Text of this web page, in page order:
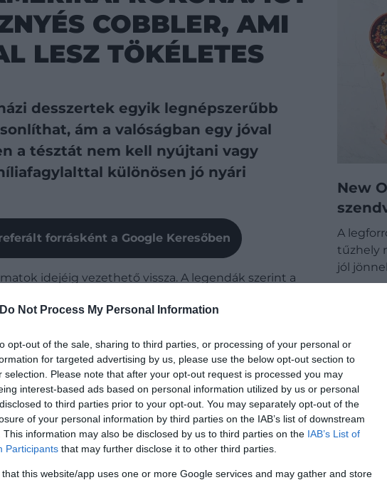
Do Not Process My Personal Information
opt-out of the sale, sharing to third parties, or processing of your personal or
for targeted advertising by us, please use the below opt-out section to
selection. Please note that after your opt-out request is processed you may
interest-based ads based on personal information utilized by us or personal
to third parties prior to your opt-out. You may separately opt-out of the
of your personal information by third parties on the IAB’s list of downstream
This information may also be disclosed by us to third parties on the IAB’s List of
Participants that may further disclose it to other third parties.
that this website/app uses one or more Google services and may gather and store
COBBLER, AMI
LESZ TÖKÉLETES
desszertek egyik legnépszerűbb
ám a valóságban egy jóval
a tésztát nem kell nyújtani vagy
különösen jó nyári
forrásként a Google Keresőben
idejéig vezethető vissza. A legendák szerint a
desszertjeiket, de az új körülmények között
volt. A hagyományos kemencék nem minden
bőven akadt, így a
tésztát tettek a tetejére, amit aztán
kevés eszközzel, helyi gyümölcsökkel és egyszerű
különböző régióiban saját változatai alakultak ki.
édessége lett, a cseresznyében gazdag
és családi találkozókon került gyakran az asztalra.
New
A
tűzhely
jól